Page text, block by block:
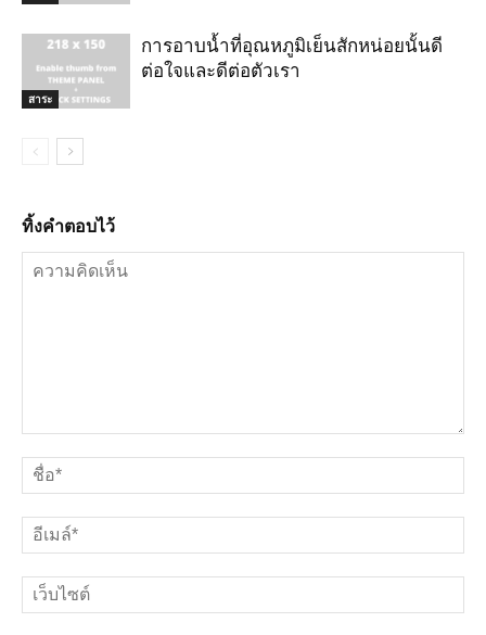
สาระ
การอาบน้ำที่อุณหภูมิเย็นสักหน่อยนั้นดี
ต่อใจและดีต่อตัวเรา
ทิ้งคำตอบไว้